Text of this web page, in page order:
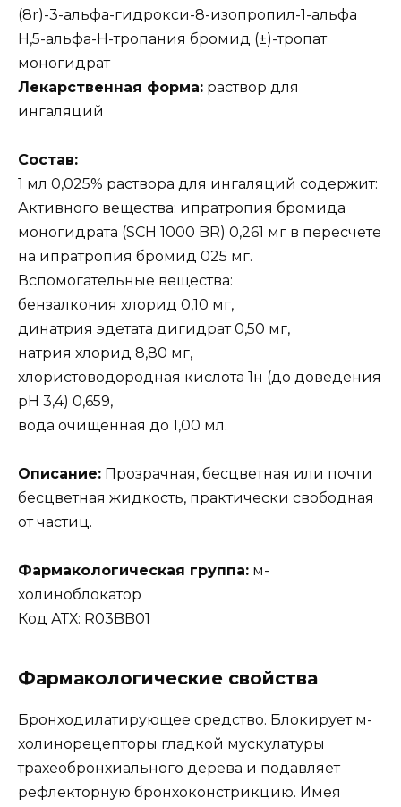
(8r)-3-альфа-гидрокси-8-изопропил-1-альфа
H,5-альфа-H-тропания бромид (±)-тропат
моногидрат
Лекарственная форма: раствор для
ингаляций
Состав:
1 мл 0,025% раствора для ингаляций содержит:
Активного вещества: ипратропия бромида
моногидрата (SCH 1000 BR) 0,261 мг в пересчете
на ипратропия бромид 025 мг.
Вспомогательные вещества:
бензалкония хлорид 0,10 мг,
динатрия эдетата дигидрат 0,50 мг,
натрия хлорид 8,80 мг,
хлористоводородная кислота 1н (до доведения
pH 3,4) 0,659,
вода очищенная до 1,00 мл.
Описание: Прозрачная, бесцветная или почти
бесцветная жидкость, практически свободная
от частиц.
Фармакологическая группа: м-
холиноблокатор
Код АТХ: R03BB01
Фармакологические свойства
Бронходилатирующее средство. Блокирует м-
холинорецепторы гладкой мускулатуры
трахеобронхиального дерева и подавляет
рефлекторную бронхоконстрикцию. Имея